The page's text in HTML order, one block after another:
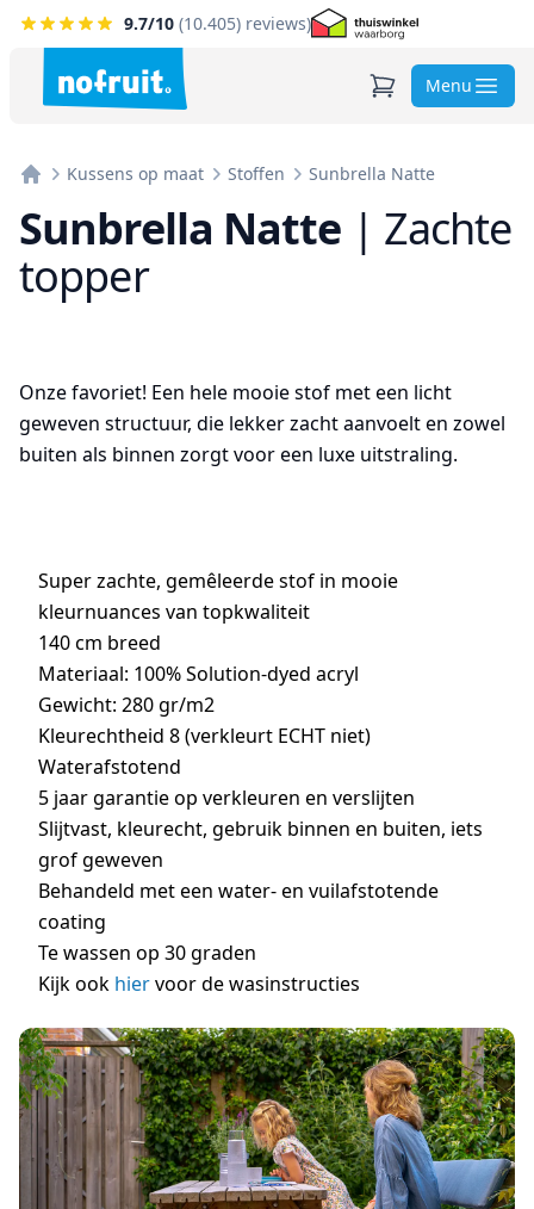
9.7/10 (10.405) reviews)
Menu
Kussens op maat Stoffen Sunbrella Natte
Sunbrella Natte | Zachte
topper
Onze favoriet! Een hele mooie stof met een licht
geweven structuur, die lekker zacht aanvoelt en zowel
buiten als binnen zorgt voor een luxe uitstraling.
Super zachte, gemêleerde stof in mooie
kleurnuances van topkwaliteit
140 cm breed
Materiaal: 100% Solution-dyed acryl
Gewicht: 280 gr/m2
Kleurechtheid 8 (verkleurt ECHT niet)
Waterafstotend
5 jaar garantie op verkleuren en verslijten
Slijtvast, kleurecht, gebruik binnen en buiten, iets
grof geweven
Behandeld met een water- en vuilafstotende
coating
Te wassen op 30 graden
Kijk ook hiervoor de wasinstructies